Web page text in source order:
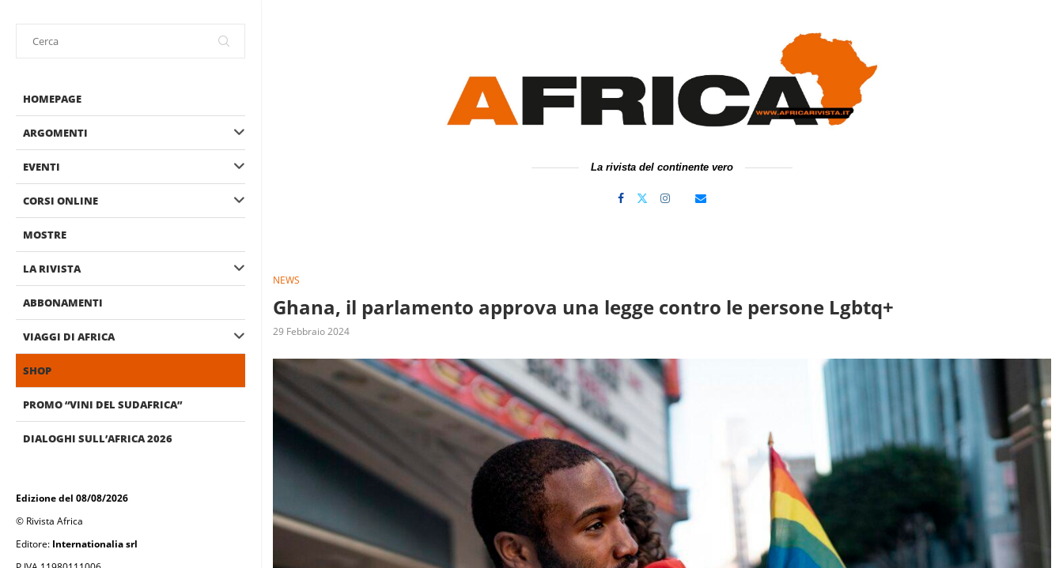
HOMEPAGE
ARGOMENTI
EVENTI
CORSI ONLINE
MOSTRE
LA RIVISTA
ABBONAMENTI
VIAGGI DI AFRICA
SHOP
PROMO “VINI DEL SUDAFRICA”
DIALOGHI SULL’AFRICA 2026
Edizione del 08/08/2026
© Rivista Africa
Editore: Internationalia srl
La rivista del continente vero
NEWS
Ghana, il parlamento approva una legge contro le persone Lgbtq+
29 Febbraio 2024